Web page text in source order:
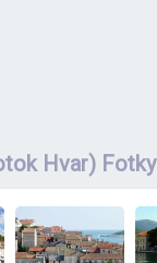
Hvar) Fotky